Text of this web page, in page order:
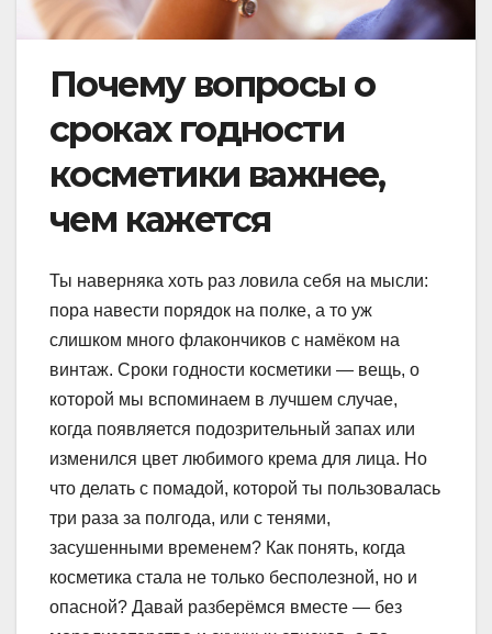
Почему вопросы о
сроках годности
косметики важнее,
чем кажется
Ты наверняка хоть раз ловила себя на мысли:
пора навести порядок на полке, а то уж
слишком много флакончиков с намёком на
винтаж. Сроки годности косметики — вещь, о
которой мы вспоминаем в лучшем случае,
когда появляется подозрительный запах или
изменился цвет любимого крема для лица. Но
что делать с помадой, которой ты пользовалась
три раза за полгода, или с тенями,
засушенными временем? Как понять, когда
косметика стала не только бесполезной, но и
опасной? Давай разберёмся вместе — без